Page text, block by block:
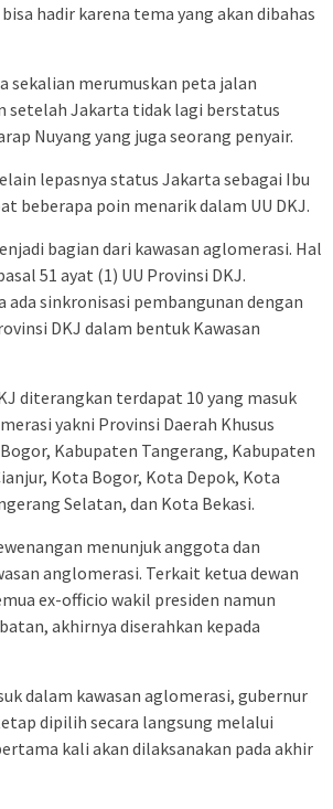
hadir karena tema yang akan dibahas
sekalian merumuskan peta jalan
setelah Jakarta tidak lagi berstatus
Nuyang yang juga seorang penyair.
lepasnya status Jakarta sebagai Ibu
beberapa poin menarik dalam UU DKJ.
bagian dari kawasan aglomerasi. Hal
51 ayat (1) UU Provinsi DKJ.
ada sinkronisasi pembangunan dengan
DKJ dalam bentuk Kawasan
diterangkan terdapat 10 yang masuk
yakni Provinsi Daerah Khusus
Kabupaten Tangerang, Kabupaten
Kota Bogor, Kota Depok, Kota
Selatan, dan Kota Bekasi.
menunjuk anggota dan
anglomerasi. Terkait ketua dewan
ex-officio wakil presiden namun
akhirnya diserahkan kepada
dalam kawasan aglomerasi, gubernur
dipilih secara langsung melalui
kali akan dilaksanakan pada akhir